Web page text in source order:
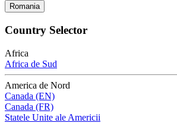
Romania
Country Selector
Africa
Africa de Sud
America de Nord
Canada (EN)
Canada (FR)
Statele Unite ale Americii